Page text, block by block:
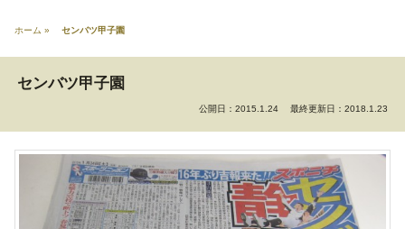
ホーム » センバツ甲子園
センバツ甲子園
公開日：2015.1.24 最終更新日：2018.1.23